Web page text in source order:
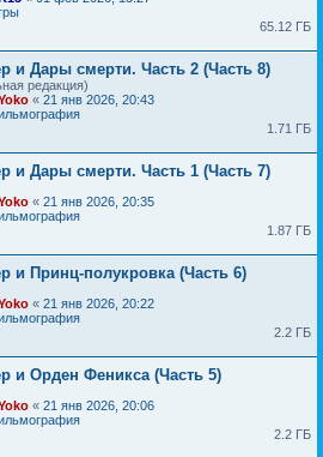
65.12 ГБ
и Дары смерти. Часть 2 (Часть 8)
редакция)
« 21 янв 2026, 20:43
1.71 ГБ
и Дары смерти. Часть 1 (Часть 7)
« 21 янв 2026, 20:35
1.87 ГБ
и Принц-полукровка (Часть 6)
« 21 янв 2026, 20:22
2.2 ГБ
и Орден Феникса (Часть 5)
« 21 янв 2026, 20:06
2.2 ГБ